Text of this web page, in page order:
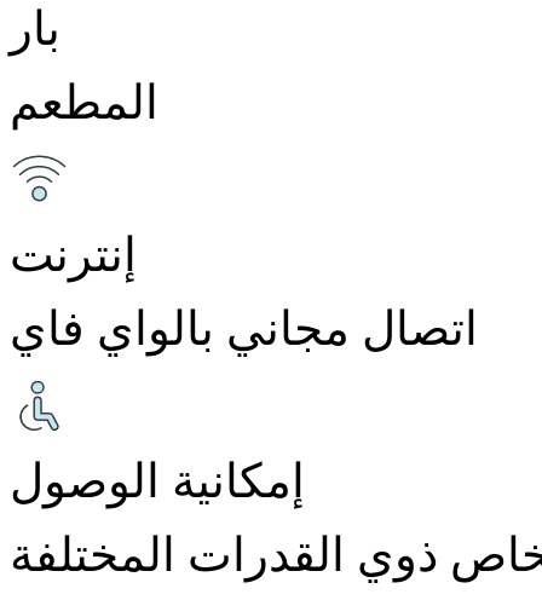
بار
المطعم
إنترنت
اتصال مجاني بالواي فاي
إمكانية الوصول
ذوي القدرات المختلفة